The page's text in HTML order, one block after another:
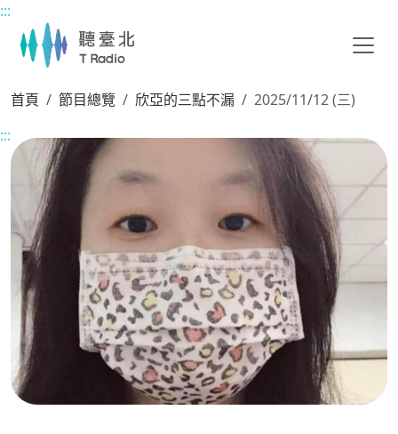
主要內容區塊
:::
首頁 節目總覽 欣亞的三點不漏
2025/11/12 (三)
:::